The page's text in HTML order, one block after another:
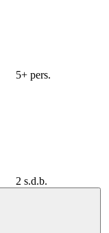
5+ pers.
2 s.d.b.